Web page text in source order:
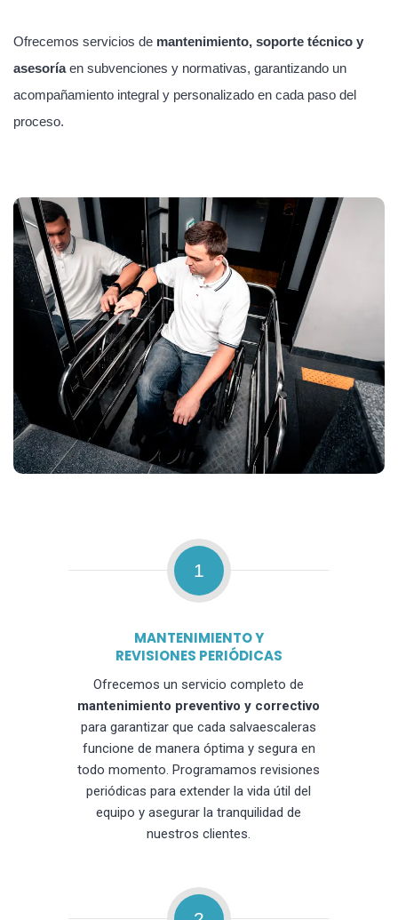
Ofrecemos servicios de mantenimiento, soporte técnico y
asesoríaen subvenciones y normativas, garantizando un
acompañamiento integral y personalizado en cada paso del
proceso.
1
MANTENIMIENTO Y
REVISIONES PERIÓDICAS
Ofrecemos un servicio completo de
mantenimiento preventivo y correctivo
para garantizar que cada salvaescaleras
funcione de manera óptima y segura en
todo momento. Programamos revisiones
periódicas para extender la vida útil del
equipo y asegurar la tranquilidad de
nuestros clientes.